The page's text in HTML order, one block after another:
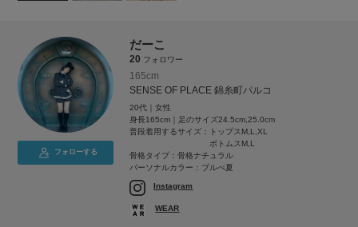
フォローする
だーこ
20 フォロワー
165cm
SENSE OF PLACE 錦糸町パルコ
20代｜女性
身長165cm｜足のサイズ24.5cm,25.0cm
普段着用するサイズ：
トップスM,L,XL
ボトムスM,L
骨格タイプ：骨格ナチュラル
パーソナルカラー：ブルべ夏
Instagram
WEAR